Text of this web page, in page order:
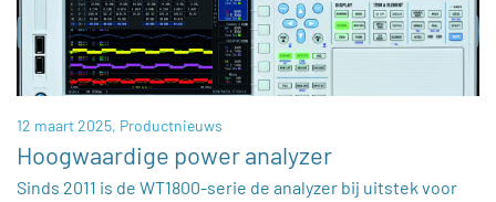
12 maart 2025, Productnieuws
Hoogwaardige power analyzer
Sinds 2011 is de WT1800-serie de analyzer bij uitstek voor